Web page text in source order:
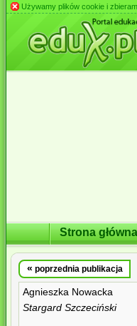
Używamy plików cookie i
Strona główna
« poprzednia publikacja
Agnieszka Nowacka
Stargard Szczeciński